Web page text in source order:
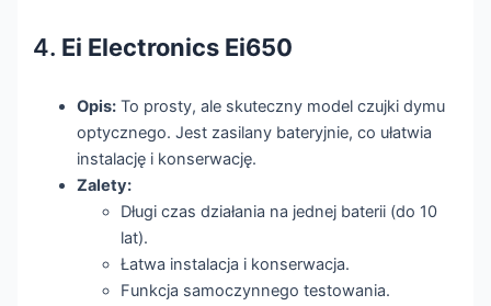
4. Ei Electronics Ei650
Opis: To prosty, ale skuteczny model czujki dymu
optycznego. Jest zasilany bateryjnie, co ułatwia
instalację i konserwację.
Zalety:
Długi czas działania na jednej baterii (do 10
lat).
Łatwa instalacja i konserwacja.
Funkcja samoczynnego testowania.